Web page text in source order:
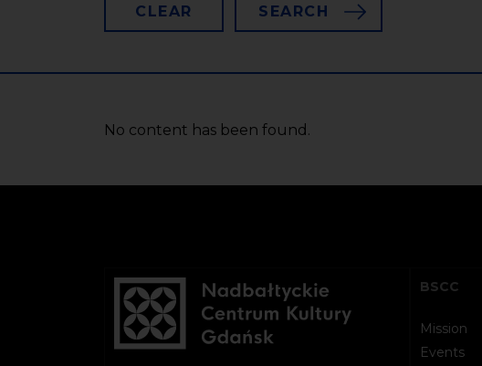
CLEAR SEARCH
No content has been found.
BSCC
Mission
Events